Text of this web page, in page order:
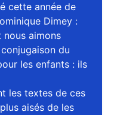
cette année de
Dimey :
nous aimons
du
les enfants : ils
les textes de ces
aisés de les